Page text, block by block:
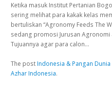
Ketika masuk Institut Pertanian
sering melihat para kakak kelas
bertuliskan “Agronomy Feeds The
sedang promosi Jurusan Agronomi
Tujuannya agar para calon…
The post Indonesia & Pangan Dunia
Azhar Indonesia.